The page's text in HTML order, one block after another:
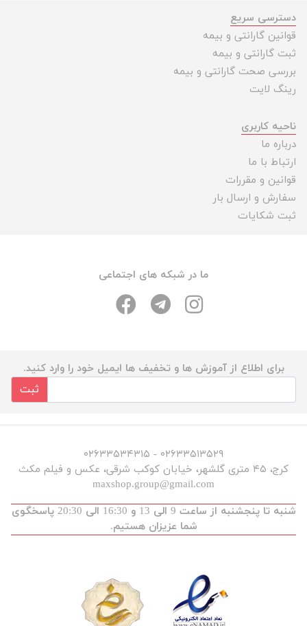
دسترسی سریع
قوانین گارانتی و بیمه
ثبت گارانتی و بیمه
بررسی صحت گارانتی و بیمه
رینگ لایت
ناحیه کاربری
درباره ما
ارتباط با ما
قوانین و مقررات
سفارش و ارسال بار
ثبت شکایات
ما در شبکه های اجتماعی
برای اطلاع از آموزش ها و تخفیف ها ایمیل خود را وارد کنید.
ثبت
۰۲۶۳۳۵۱۳۵۲۹ - ۰۲۶۳۳۵۳۴۳۱۵
کرج، ۴۵ متری گلشهر، خیابان کوکب شرقی، عکس و فیلم مکث
maxshop.group@gmail.com
شنبه تا پنجشنبه از ساعت 9 الی 13 و 16:30 الی 20:30 پاسخگوی
شما عزیزان هستیم.